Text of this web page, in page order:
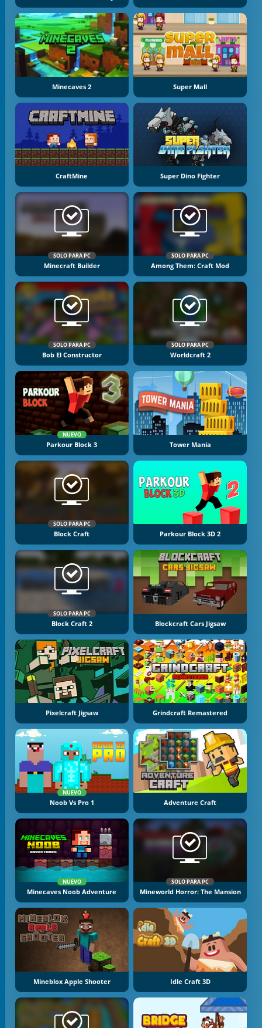
Minecaves 2 Super Mall
CraftMine Super Dino Fighter
SOLO PARA PC
Minecraft Builder
SOLO PARA PC
Among Them: Craft Mod
SOLO PARA PC
Bob El Constructor
SOLO PARA PC
Worldcraft 2
NUEVO
Parkour Block 3 Tower Mania
SOLO PARA PC
Block Craft Parkour Block 3D 2
SOLO PARA PC
Block Craft 2 Blockcraft Cars Jigsaw
Pixelcraft Jigsaw Grindcraft Remastered
NUEVO
Noob Vs Pro 1 Adventure Craft
NUEVO
Minecaves Noob Adventure
SOLO PARA PC
Mineworld Horror: The Mansion
Mineblox Apple Shooter Idle Craft 3D